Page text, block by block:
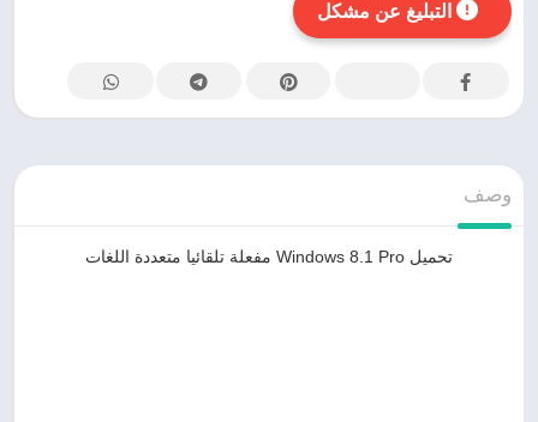
التبليغ عن مشكل
وصف
تحميل Windows 8.1 Pro مفعلة تلقائيا متعددة اللغات